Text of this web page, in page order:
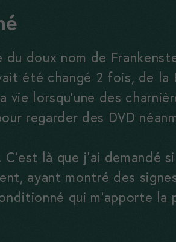
du doux nom de
été changé 2 fois, de la
lorsqu’une des
regarder des DVD
là que j’ai demandé
ayant montré des
qui m’apporte la
Nécessaires
Ces cookies
nécessaires,
sans eux le
site ne peux
pas
correctement
Statistiques